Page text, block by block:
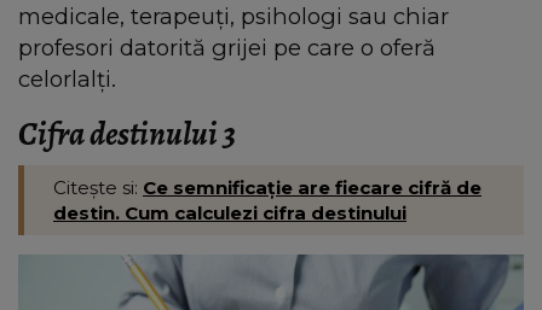
medicale, terapeuți, psihologi sau chiar
profesori datorită grijei pe care o oferă
celorlalți.
Cifra destinului 3
Citește si: Ce semnificație are fiecare cifră de
destin. Cum calculezi cifra destinului